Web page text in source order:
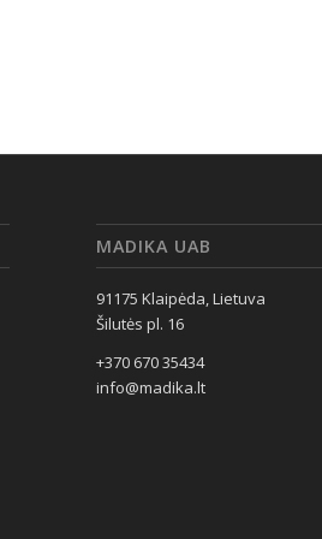
MADIKA UAB
91175 Klaipėda, Lietuva
Šilutės pl. 16
+370 670 35434
info@madika.lt